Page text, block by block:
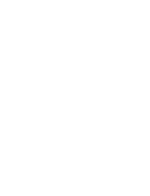
സ്റ്റൈലിഷ്